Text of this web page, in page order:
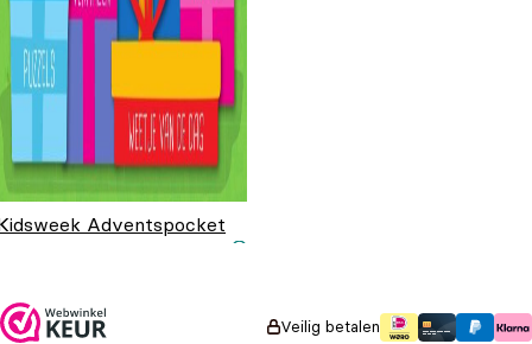
Adventspocket
Veilig betalen